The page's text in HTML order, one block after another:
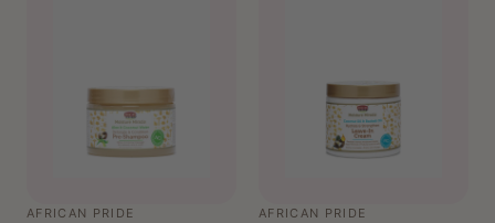
AFRICAN PRIDE AFRICAN PRIDE